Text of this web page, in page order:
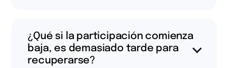
¿Qué si la participación comienza
baja, es demasiado tarde para
recuperarse?